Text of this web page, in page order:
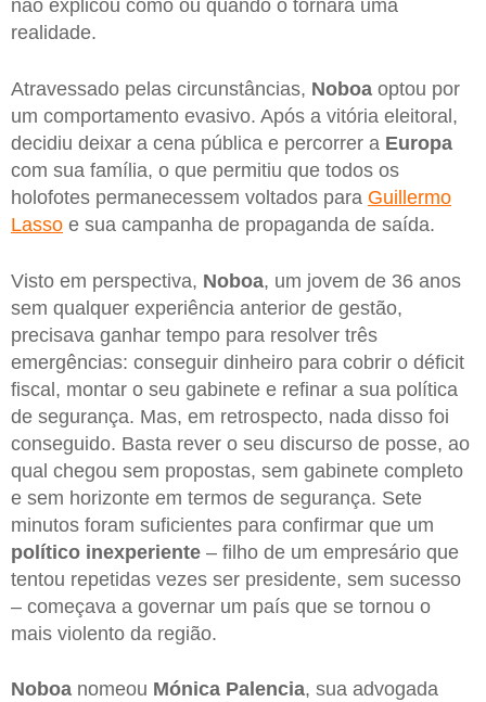
não explicou como ou quando o tornará uma
realidade.
Atravessado pelas circunstâncias, Noboa optou por
um comportamento evasivo. Após a vitória eleitoral,
decidiu deixar a cena pública e percorrer a Europa
com sua família, o que permitiu que todos os
holofotes permanecessem voltados para Guillermo
Lasso e sua campanha de propaganda de saída.
Visto em perspectiva, Noboa, um jovem de 36 anos
sem qualquer experiência anterior de gestão,
precisava ganhar tempo para resolver três
emergências: conseguir dinheiro para cobrir o déficit
fiscal, montar o seu gabinete e refinar a sua política
de segurança. Mas, em retrospecto, nada disso foi
conseguido. Basta rever o seu discurso de posse, ao
qual chegou sem propostas, sem gabinete completo
e sem horizonte em termos de segurança. Sete
minutos foram suficientes para confirmar que um
político inexperiente – filho de um empresário que
tentou repetidas vezes ser presidente, sem sucesso
– começava a governar um país que se tornou o
mais violento da região.
Noboa nomeou Mónica Palencia, sua advogada